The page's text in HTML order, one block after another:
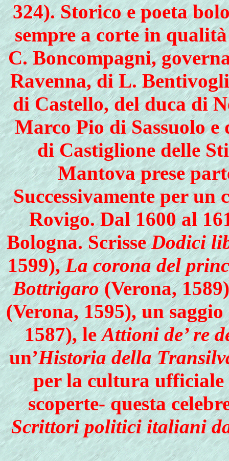
324). Storico e poeta
sempre a corte in
C. Boncompagni,
Ravenna, di L.
di Castello, del duca di
Marco Pio di Sassuolo e
di Castiglione delle
Mantova prese
Successivamente per
Rovigo. Dal 1600 al
Bologna. ScrisseDodici
1599),La corona del
Bottrigaro(Verona,
(Verona, 1595), un
1587), leAttioni de’ re
un’Historia della
per la cultura ufficiale
scoperte- questa
Scrittori politici italiani